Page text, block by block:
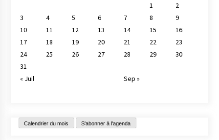
1
2
3
4 5 6 7 8
9
10
11 12 13 14 15
16
17
18 19 20 21 22
23
24
25 26 27 28 29
30
31
« Juil
Sep »
Calendrier du mois S'abonner à l'agenda